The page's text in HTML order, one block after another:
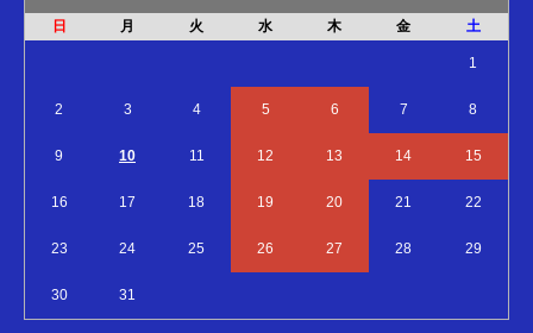
日 月 火 水 木 金 土
1
2 3 4 5 6 7 8
9 10 11 12 13 14 15
16 17 18 19 20 21 22
23 24 25 26 27 28 29
30 31